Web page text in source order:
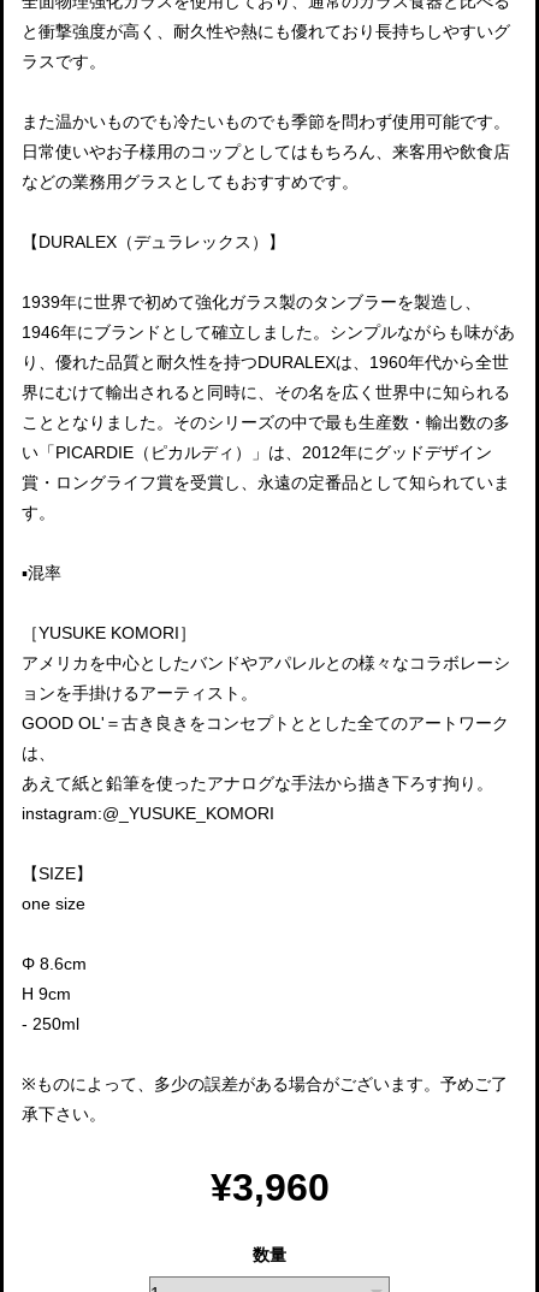
と衝撃強度が高く、耐久性や熱にも優れており長持ちしやすいグ
ラスです。
また温かいものでも冷たいものでも季節を問わず使用可能です。
日常使いやお子様用のコップとしてはもちろん、来客用や飲食店
などの業務用グラスとしてもおすすめです。
【DURALEX（デュラレックス）】
1939年に世界で初めて強化ガラス製のタンブラーを製造し、
1946年にブランドとして確立しました。シンプルながらも味があ
り、優れた品質と耐久性を持つDURALEXは、1960年代から全世
界にむけて輸出されると同時に、その名を広く世界中に知られる
こととなりました。そのシリーズの中で最も生産数・輸出数の多
い「PICARDIE（ピカルディ）」は、2012年にグッドデザイン
賞・ロングライフ賞を受賞し、永遠の定番品として知られていま
す。
▪️混率
［YUSUKE KOMORI］
アメリカを中心としたバンドやアパレルとの様々なコラボレーシ
ョンを手掛けるアーティスト。
GOOD OL'＝古き良きをコンセプトととした全てのアートワーク
は、
あえて紙と鉛筆を使ったアナログな手法から描き下ろす拘り。
instagram:@_YUSUKE_KOMORI
【SIZE】
one size
Φ 8.6cm
H 9cm
- 250ml
※ものによって、多少の誤差がある場合がございます。予めご了
承下さい。
¥3,960
数量